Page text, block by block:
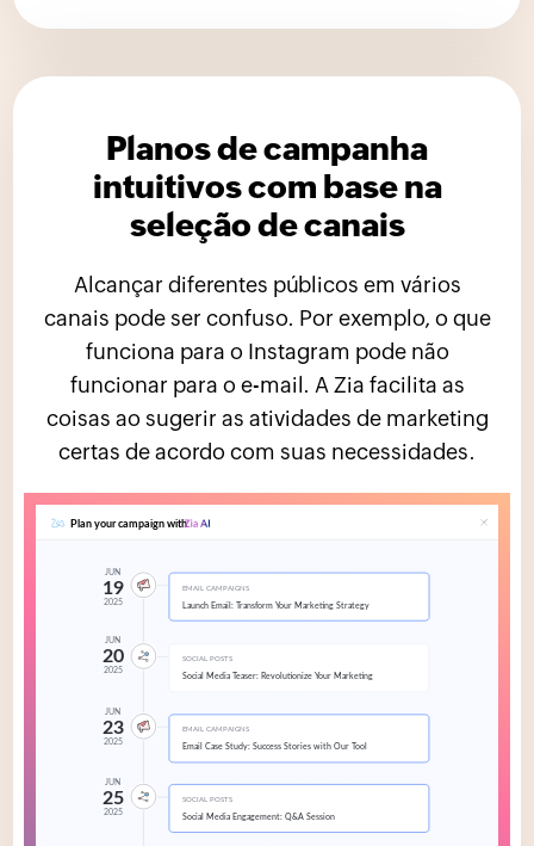
Planos de campanha
intuitivos com base na
seleção de canais
Alcançar diferentes públicos em vários
canais pode ser confuso. Por exemplo, o que
funciona para o Instagram pode não
funcionar para o e-mail. A Zia facilita as
coisas ao sugerir as atividades de marketing
certas de acordo com suas necessidades.